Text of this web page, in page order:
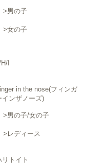
>男の子
>女の子
I
in the nose(フィンガ
インザノーズ)
>男の子/女の子
>レディース
リトイト